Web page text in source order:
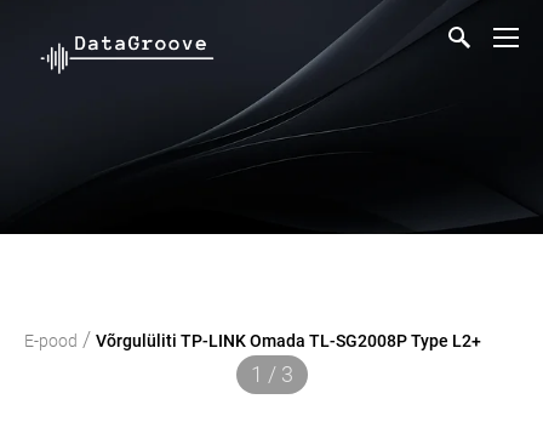
E-pood / Võrgulüliti TP-LINK Omada TL-SG2008P Type L2+
1 / 3